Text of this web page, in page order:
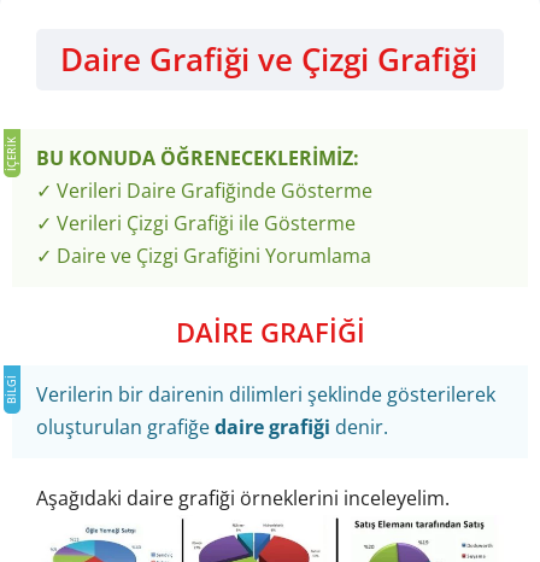
Daire Grafiği ve Çizgi Grafiği
BU KONUDA ÖĞRENECEKLERİMİZ:
✓ Verileri Daire Grafiğinde Gösterme
✓ Verileri Çizgi Grafiği ile Gösterme
✓ Daire ve Çizgi Grafiğini Yorumlama
DAİRE GRAFİĞİ
Verilerin bir dairenin dilimleri şeklinde gösterilerek
oluşturulan grafiğedaire grafiği denir.
Aşağıdaki daire grafiği örneklerini inceleyelim.